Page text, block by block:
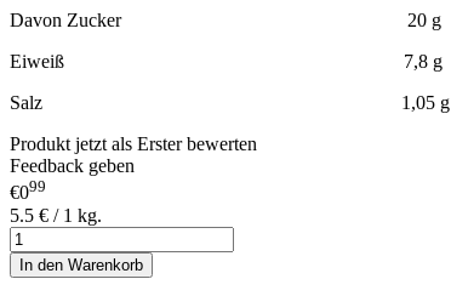
Davon Zucker 20 g
Eiweiß 7,8 g
Salz 1,05 g
Produkt jetzt als Erster bewerten
Feedback geben
€099
5.5 € / 1 kg.
In den Warenkorb